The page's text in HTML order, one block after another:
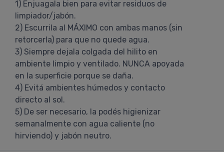
1) Enjuagala bien para evitar residuos de
limpiador/jabón.
2) Escurrila al MÁXIMO con ambas manos (sin
retorcerla) para que no quede agua.
3) Siempre dejala colgada del hilito en
ambiente limpio y ventilado. NUNCA apoyada
en la superficie porque se daña.
4) Evitá ambientes húmedos y contacto
directo al sol.
5) De ser necesario, la podés higienizar
semanalmente con agua caliente (no
hirviendo) y jabón neutro.